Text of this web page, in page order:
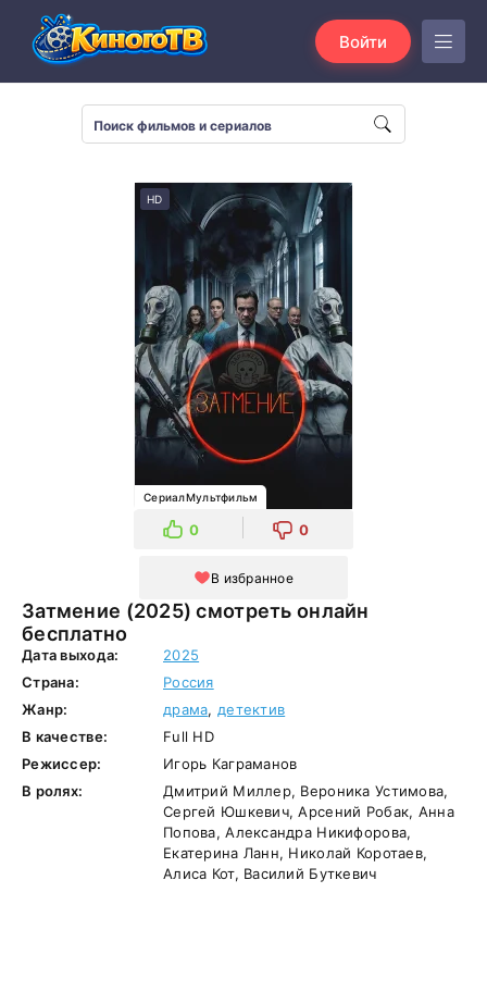
Войти
Затмение (2025) смотреть онлайн
бесплатно
HD
СериалМультфильм
0 0
В избранное
Дата выхода:
2025
Страна:
Россия
Жанр:
драма, детектив
В качестве:
Full HD
Режиссер:
Игорь Каграманов
В ролях:
Дмитрий Миллер, Вероника Устимова,
Сергей Юшкевич, Арсений Робак, Анна
Попова, Александра Никифорова,
Екатерина Ланн, Николай Коротаев,
Алиса Кот, Василий Буткевич